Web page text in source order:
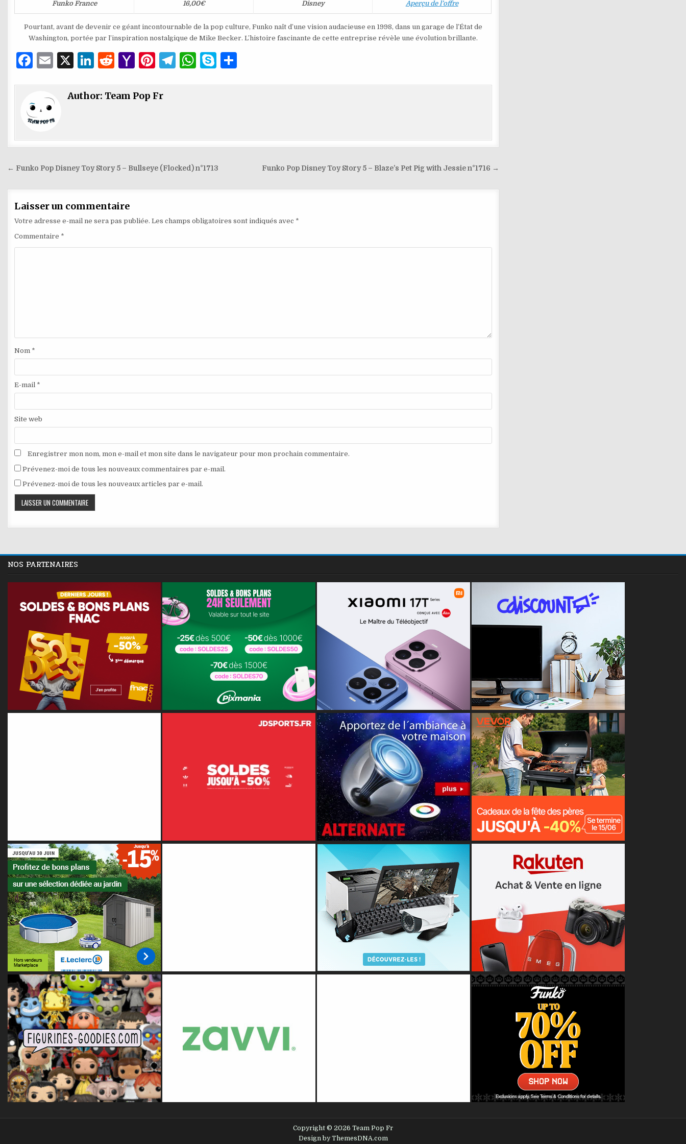
Funko France 16,00€ Disney Aperçu de l’offre
Pourtant, avant de devenir ce géant incontournable de la pop culture, Funko naît d’une vision audacieuse en 1998, dans un garage de l’État de
Washington, portée par l’inspiration nostalgique de Mike Becker. L’histoire fascinante de cette entreprise révèle une évolution brillante.
F
e
b
o
k
E
l
X
Li
k
n
R
d
Y
h
M
l
Pi
te
T
m
W
p
S
Author: Team Pop Fr
Navigation
l’article
Funko Pop Disney Toy Story 5 – Blaze’s Pet Pig with Jessie n°1716 →
← Funko Pop Disney Toy Story 5 – Bullseye (Flocked) n°1713
Laisser un commentaire
Votre adresse e-mail ne sera pas publiée. Les champs obligatoires sont indiqués avec *
Commentaire *
Nom *
E-mail *
Site web
Enregistrer mon nom, mon e-mail et mon site dans le navigateur pour mon prochain commentaire.
Prévenez-moi de tous les nouveaux commentaires par e-mail.
Prévenez-moi de tous les nouveaux articles par e-mail.
NOS PARTENAIRES
Copyright © 2026 Team Pop Fr
Design by ThemesDNA.com